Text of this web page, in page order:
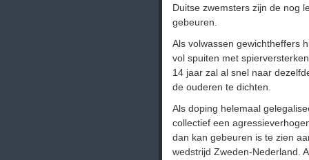
Duitse zwemsters zijn de nog
gebeuren.
Als volwassen gewichtheffers
vol spuiten met
14 jaar zal al snel naar
de ouderen te dichten.
Als doping helemaal
collectief een
dan kan gebeuren is te zien
wedstrijd Zweden-Nederland.